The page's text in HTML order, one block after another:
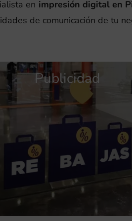
en impresión digital en
de comunicación de tu
Identidad
Publicidad